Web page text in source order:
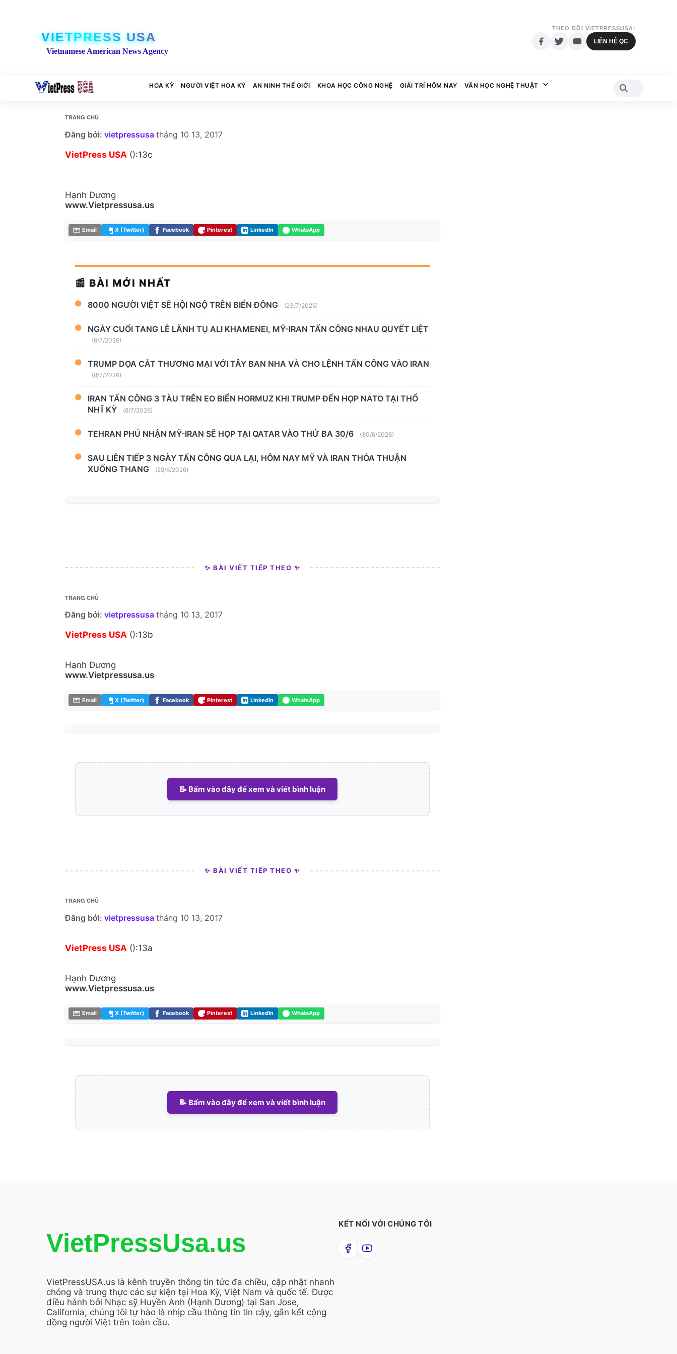
VIETPRESS USA
Vietnamese American News Agency
THEO DÕI VIETPRESSUSA:
LIÊN HỆ QC
HOA KỲ NGƯỜI VIỆT HOA KỲ AN NINH THẾ GIỚI KHOA HỌC CÔNG NGHỆ GIẢI TRÍ HÔM NAY VĂN HỌC NGHỆ THUẬT
TRANG CHỦ
Đăng bởi: vietpressusa tháng 10 13, 2017
VietPress USA ():13c
Hạnh Dương
www.Vietpressusa.us
Email X (Twitter) Facebook Pinterest LinkedIn WhatsApp
📰 BÀI MỚI NHẤT
8000 NGƯỜI VIỆT SẼ HỘI NGỘ TRÊN BIỂN ĐÔNG (23/7/2026)
NGÀY CUỐI TANG LỄ LÃNH TỤ ALI KHAMENEI, MỸ-IRAN TẤN CÔNG NHAU QUYẾT LIỆT
(9/7/2026)
TRUMP DỌA CẮT THƯƠNG MẠI VỚI TÂY BAN NHA VÀ CHO LỆNH TẤN CÔNG VÀO IRAN
(8/7/2026)
IRAN TẤN CÔNG 3 TÀU TRÊN EO BIỂN HORMUZ KHI TRUMP ĐẾN HỌP NATO TẠI THỔ
NHĨ KỲ
(8/7/2026)
TEHRAN PHỦ NHẬN MỸ-IRAN SẼ HỌP TẠI QATAR VÀO THỨ BA 30/6 (30/6/2026)
SAU LIÊN TIẾP 3 NGÀY TẤN CÔNG QUA LẠI, HÔM NAY MỸ VÀ IRAN THỎA THUẬN
XUỐNG THANG
(29/6/2026)
✨ BÀI VIẾT TIẾP THEO ✨
TRANG CHỦ
Đăng bởi: vietpressusa tháng 10 13, 2017
VietPress USA ():13b
Hạnh Dương
www.Vietpressusa.us
Email X (Twitter) Facebook Pinterest LinkedIn WhatsApp
📝 Bấm vào đây để xem và viết bình luận
✨ BÀI VIẾT TIẾP THEO ✨
TRANG CHỦ
Đăng bởi: vietpressusa tháng 10 13, 2017
VietPress USA ():13a
Hạnh Dương
www.Vietpressusa.us
Email X (Twitter) Facebook Pinterest LinkedIn WhatsApp
📝 Bấm vào đây để xem và viết bình luận
VietPressUsa.us
VietPressUSA.us là kênh truyền thông tin tức đa chiều, cập nhật nhanh
chóng và trung thực các sự kiện tại Hoa Kỳ, Việt Nam và quốc tế. Được
điều hành bởi Nhạc sỹ Huyền Anh (Hạnh Dương) tại San Jose,
California, chúng tôi tự hào là nhịp cầu thông tin tin cậy, gắn kết cộng
đồng người Việt trên toàn cầu.
KẾT NỐI VỚI CHÚNG TÔI